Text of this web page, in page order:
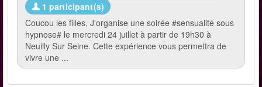
1 participant(s)
Coucou les filles, J'organise une soirée #sensualité sous
hypnose# le mercredi 24 juillet à partir de 19h30 à
Neuilly Sur Seine. Cette expérience vous permettra de
vivre une ...